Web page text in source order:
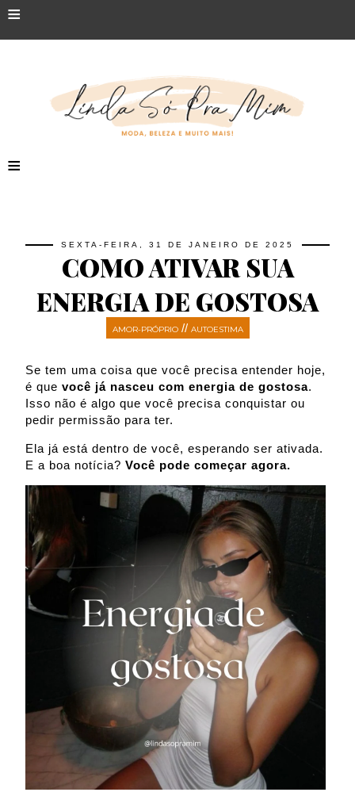
≡
≡
SEXTA-FEIRA, 31 DE JANEIRO DE 2025
COMO ATIVAR SUA
ENERGIA DE GOSTOSA
AMOR-PRÓPRIO// AUTOESTIMA
Se tem uma coisa que você precisa entender hoje,
é que você já nasceu com energia de gostosa.
Isso não é algo que você precisa conquistar ou
pedir permissão para ter.
Ela já está dentro de você, esperando ser ativada.
E a boa notícia? Você pode começar agora.